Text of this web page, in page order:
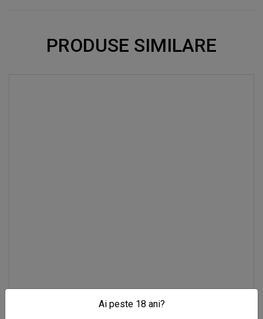
PRODUSE SIMILARE
Ai peste 18 ani?